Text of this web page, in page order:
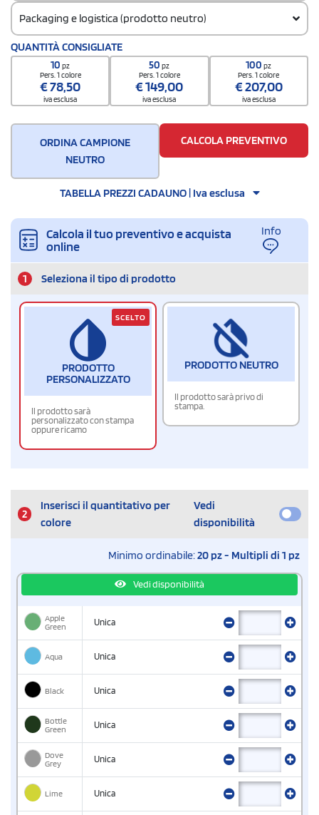
Packaging e logistica (prodotto neutro)
Codice doganale
65050030
Quantità per scatola
QUANTITÀ CONSIGLIATE
10pz
Pers. 1 colore
€78,50
iva esclusa
50pz
Pers. 1 colore
€149,00
iva esclusa
100pz
Pers. 1 colore
€207,00
iva esclusa
ORDINA CAMPIONE
NEUTRO
CALCOLA PREVENTIVO
TABELLA PREZZI CADAUNO | Iva esclusa
Calcola il tuo preventivo e acquista
online
Info
1 Seleziona il tipo di prodotto
PRODOTTO
PERSONALIZZATO
Il prodotto sarà
personalizzato con stampa
oppure ricamo
SCELTO
PRODOTTO NEUTRO
Il prodotto sarà privo di
stampa.
2
Inserisci il quantitativo per
colore
Vedi
disponibilità
Minimo ordinabile:20 pz - Multipli di 1 pz
Vedi disponibilità
Apple
Green
Unica
Aqua Unica
Black Unica
Bottle
Green
Unica
Dove
Grey
Unica
Lime Unica